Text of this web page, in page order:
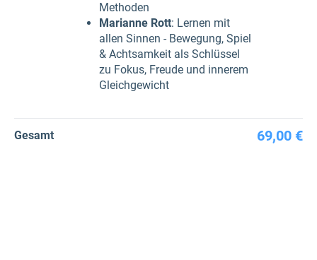
Methoden
Marianne Rott: Lernen mit
allen Sinnen - Bewegung, Spiel
& Achtsamkeit als Schlüssel
zu Fokus, Freude und innerem
Gleichgewicht
Gesamt 69,00 €